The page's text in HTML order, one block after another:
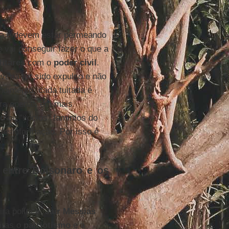
e devem estar permeando
vai conseguir fazer o que a
com opoder civil.
ter sido expulso e não
cada tuitada é
apenas em mais
ou "sócios" famintos do
Por isso é
.
Bolsonaro e os
política,Jair Messias
o
patriotismo e a